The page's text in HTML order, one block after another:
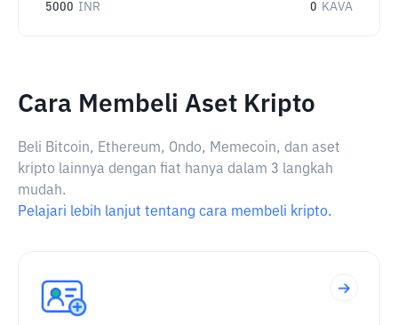
5000 INR 0 KAVA
Cara Membeli Aset Kripto
Beli Bitcoin, Ethereum, Ondo, Memecoin, dan aset
kripto lainnya dengan fiat hanya dalam 3 langkah
mudah.
Pelajari lebih lanjut tentang cara membeli kripto.